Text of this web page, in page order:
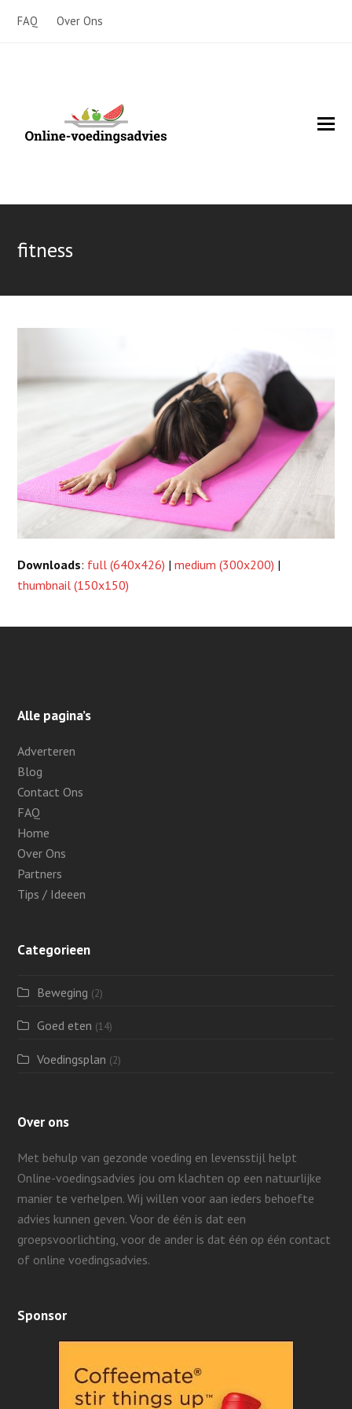
FAQ Over Ons
fitness
Downloads: full (640x426) |medium (300x200) |
thumbnail (150x150)
Alle pagina’s
Adverteren
Blog
Contact Ons
FAQ
Home
Over Ons
Partners
Tips / Ideeen
Categorieen
Beweging (2)
Goed eten (14)
Voedingsplan (2)
Over ons
Met behulp van gezonde voeding en levensstijl helpt
Online-voedingsadvies jou om klachten op een natuurlijke
manier te verhelpen. Wij willen voor aan ieders behoefte
advies kunnen geven.Voor de één is dat een
groepsvoorlichting, voor de ander is dat één op één contact
of online voedingsadvies.
Sponsor